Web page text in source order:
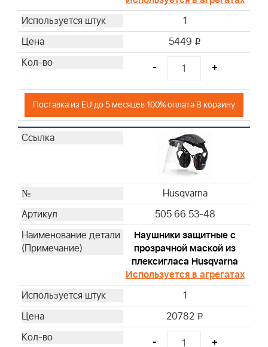
Briggs & Stratton
1
5449 i
- +
Поставка из EU до 5 месяцев 100% оплата В корзину
Husqvarna
505 66 53-48
Hаушники защитные с
прозрачной маской из
плексигласа Husqvarna
Используется в агрегатах
1
20782 i
- +